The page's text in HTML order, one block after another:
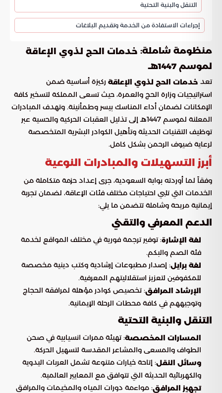
التنقل والبنية التحتية
إجراءات الاستفادة من الخدمة وتقديم البلاغات
منظومة شاملة: خدمات الحج لذوي الإعاقة
لموسم 1447هـ
تعد خدمات الحج لذوي الإعاقة ركيزة أساسية ضمن
استراتيجيات وزارة الحج والعمرة، حيث تسعى المملكة لتسخير كافة
الإمكانات لضمان أداء المناسك بيسر وطمأنينة. وتهدف المبادرات
المعلنة لموسم 1447هـ إلى تذليل العقبات الحركية والحسية عبر
توظيف التقنيات الحديثة وتأهيل الكوادر البشرية المتخصصة
لرعاية ضيوف الرحمن بشكل كامل.
أبرز التسهيلات والمبادرات النوعية
وفقاً لما أوردته بوابة السعودية، جرى إعداد حزمة متكاملة من
الخدمات التي تلبي احتياجات مختلف فئات الإعاقة، لضمان تجربة
إيمانية مريحة وشاملة تتضمن ما يلي:
الدعم المعرفي والتقني
لغة الإشارة: توفير ترجمة فورية في مختلف المواقع لخدمة
فئة الصم والبكم.
لغة برايل: إصدار مطبوعات إرشادية وكتب دينية مخصصة
للمكفوفين لتعزيز استقلاليتهم المعرفية.
الإرشاد المرافق: تخصيص كوادر مؤهلة لمرافقة الحجاج
وتوجيههم في كافة محطات الرحلة الإيمانية.
التنقل والبنية التحتية
المسارات المخصصة: تهيئة ممرات انسيابية في صحن
الطواف والمسعى والمشاعر المقدسة لتسهيل الحركة.
وسائل النقل: إتاحة خيارات متنوعة تشمل العربات اليدوية
والكهربائية الحديثة التي تتوافق مع المعايير العالمية.
تجهيز المرافق: مواءمة دورات المياه والمخيمات والمرافق